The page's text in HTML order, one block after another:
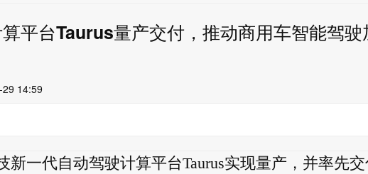
平台Taurus量产交付，推动商用车智能驾驶
14:59
新一代自动驾驶计算平台Taurus实现量产，并率先